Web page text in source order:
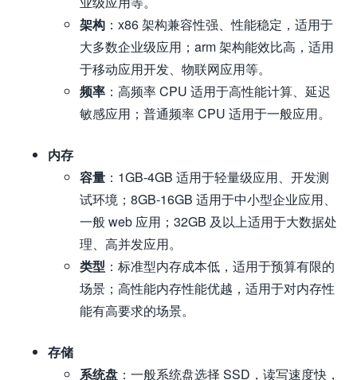
架构 ：x86 架构兼容性强、性能稳定，适用于
大多数企业级应用；arm 架构能效比高，适用
于移动应用开发、物联网应用等。
频率 ：高频率 CPU 适用于高性能计算、延迟
敏感应用；普通频率 CPU 适用于一般应用。
内存
容量 ：1GB-4GB 适用于轻量级应用、开发测
试环境；8GB-16GB 适用于中小型企业应用、
一般 web 应用；32GB 及以上适用于大数据处
理、高并发应用。
类型 ：标准型内存成本低，适用于预算有限的
场景；高性能内存性能优越，适用于对内存性
能有高要求的场景。
存储
系统盘 ：一般系统盘选择 SSD，读写速度快，